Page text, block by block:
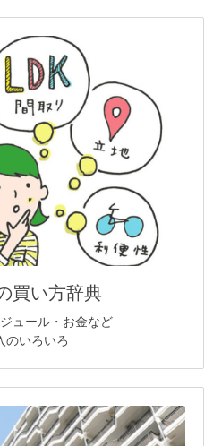
買い方辞典
ュール・お金など
のいろいろ